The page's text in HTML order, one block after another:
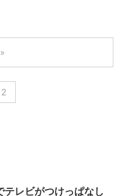
2
テレビがつけっぱなし